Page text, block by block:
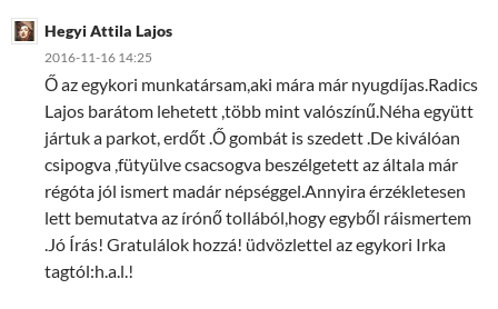
Hegyi Attila Lajos
2016-11-16 14:25
Ő az egykori munkatársam,aki mára már nyugdíjas.Radics
Lajos barátom lehetett ,több mint valószínű.Néha együtt
jártuk a parkot, erdőt .Ő gombát is szedett .De kiválóan
csipogva ,fütyülve csacsogva beszélgetett az általa már
régóta jól ismert madár népséggel.Annyira érzékletesen
lett bemutatva az írónő tollából,hogy egyből ráismertem
.Jó Írás! Gratulálok hozzá! üdvözlettel az egykori Irka
tagtól:h.a.l.!